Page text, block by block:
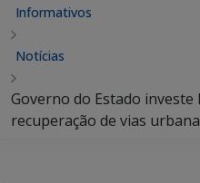
Informativos
Notícias
Governo do Estado investe
recuperação de vias